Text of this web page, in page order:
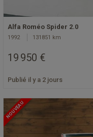
Alfa Roméo Spider 2.0
1992 131851 km
19 950 €
Publié il y a 2 jours
NOUVEAU